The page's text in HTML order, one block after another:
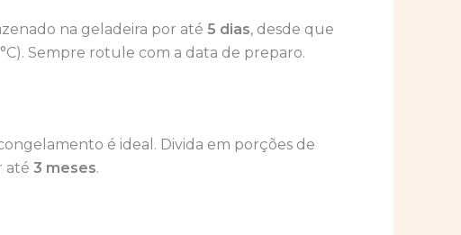
na geladeira por até 5 dias, desde que
Sempre rotule com a data de preparo.
é ideal. Divida em porções de
até 3 meses.